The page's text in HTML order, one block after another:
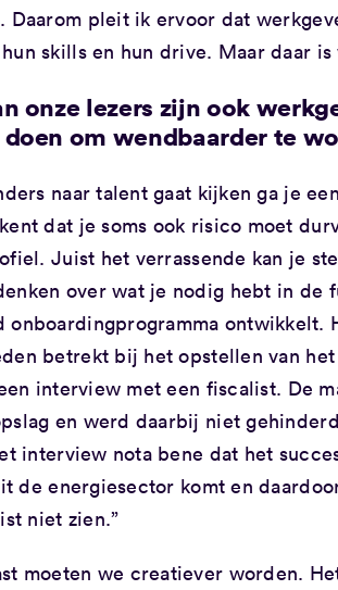
Daarom pleit ik ervoor dat
hun skills en hun drive. Maar daar
onze lezers zijn ook
doen om wendbaarder te
naar talent gaat kijken ga je
dat je soms ook risico moet
Juist het verrassende kan je
over wat je nodig hebt in de
onboardingprogramma ontwikkelt.
betrekt bij het opstellen van
interview met een fiscalist. De
en werd daarbij niet
interview nota bene dat het
de energiesector komt en
niet zien.”
moeten we creatiever worden.